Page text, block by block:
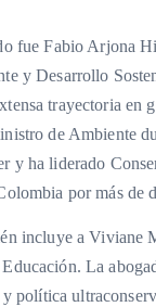
fue Fabio Arjona
y Desarrollo
trayectoria en
de Ambiente
y ha liderado
por más de
incluye a Viviane
. La
política